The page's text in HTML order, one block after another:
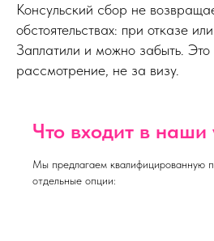
Консульский сбор не
обстоятельствах: при отказе
Заплатили и можно забыть. Это
рассмотрение, не за визу.
Что входит в наши
Мы предлагаем квалифицированную
отдельные опции: